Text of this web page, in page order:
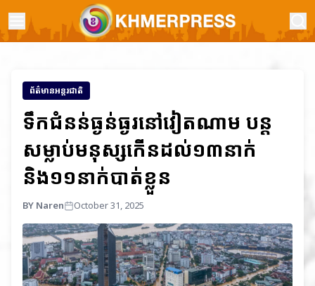
ព័ត៌មានអន្តរជាតិ
ទឹកជំនន់ធ្ងន់ធ្ងរនៅវៀតណាម បន្ត
សម្លាប់មនុស្សកើនដល់១៣នាក់
និង១១នាក់បាត់ខ្លួន
BY Naren October 31, 2025